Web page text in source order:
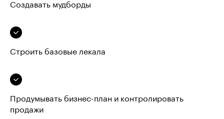
Создавать мудборды
Строить базовые лекала
Продумывать бизнес-план и контролировать
продажи